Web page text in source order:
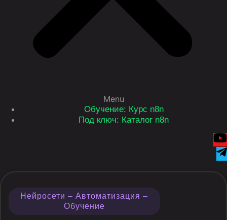
Menu
Обучение: Курс n8n
Под ключ: Каталог n8n
Нейросети – Автоматизация –
Обучение